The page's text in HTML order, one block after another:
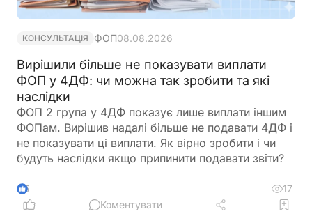
КОНСУЛЬТАЦІЯ ФОП08.08.2026
Вирішили більше не показувати виплати
ФОП у 4ДФ: чи можна так зробити та які
наслідки
ФОП 2 група у 4ДФ показує лише виплати іншим
ФОПам. Вирішив надалі більше не подавати 4ДФ і
не показувати ці виплати. Як вірно зробити і чи
будуть наслідки якщо припинити подавати звіти?
5
17
Коментувати